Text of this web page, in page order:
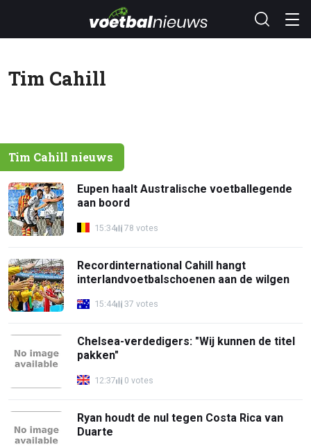
Tim Cahill
Tim Cahill nieuws
Eupen haalt Australische voetballegende
aan boord
15:34 78 votes
Recordinternational Cahill hangt
interlandvoetbalschoenen aan de wilgen
15:44 37 votes
Chelsea-verdedigers: "Wij kunnen de titel
pakken"
12:37 0 votes
Ryan houdt de nul tegen Costa Rica van
Duarte